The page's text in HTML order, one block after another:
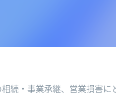
続・事業承継、営業損害に